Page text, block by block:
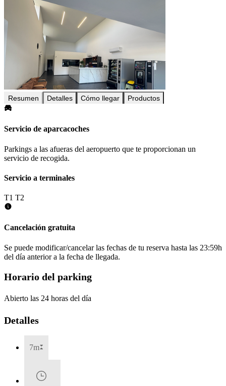
Resumen Detalles Cómo llegar Productos
Servicio de aparcacoches
Parkings a las afueras del aeropuerto que te proporcionan un
servicio de recogida.
Servicio a terminales
T1 T2
Cancelación gratuita
Se puede modificar/cancelar las fechas de tu reserva hasta las 23:59h
del día anterior a la fecha de llegada.
Horario del parking
Abierto las 24 horas del día
Detalles
7m